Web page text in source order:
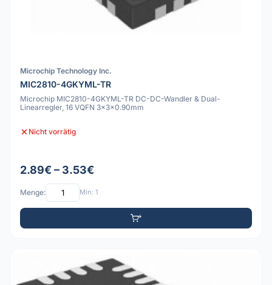
Microchip Technology Inc.
MIC2810-4GKYML-TR
Microchip MIC2810-4GKYML-TR DC-DC-Wandler & Dual-
Linearregler, 16 VQFN 3x3x0.90mm
Nicht vorrätig
2.89€ – 3.53€
Menge: Min: 1